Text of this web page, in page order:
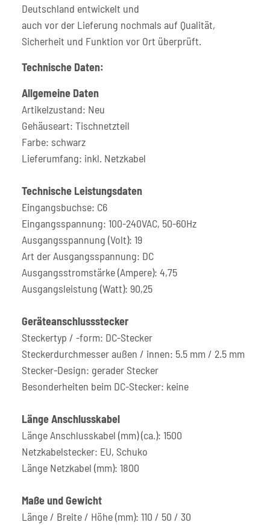
Deutschland entwickelt und
auch vor der Lieferung nochmals auf Qualität,
Sicherheit und Funktion vor Ort überprüft.
Technische Daten:
Allgemeine Daten
Artikelzustand: Neu
Gehäuseart: Tischnetzteil
Farbe: schwarz
Lieferumfang: inkl. Netzkabel
Technische Leistungsdaten
Eingangsbuchse: C6
Eingangsspannung: 100-240VAC, 50-60Hz
Ausgangsspannung (Volt): 19
Art der Ausgangsspannung: DC
Ausgangsstromstärke (Ampere): 4,75
Ausgangsleistung (Watt): 90,25
Geräteanschlussstecker
Steckertyp / -form: DC-Stecker
Steckerdurchmesser außen / innen: 5.5 mm / 2.5 mm
Stecker-Design: gerader Stecker
Besonderheiten beim DC-Stecker: keine
Länge Anschlusskabel
Länge Anschlusskabel (mm) (ca.): 1500
Netzkabelstecker: EU, Schuko
Länge Netzkabel (mm): 1800
Maße und Gewicht
Länge / Breite / Höhe (mm): 110 / 50 / 30